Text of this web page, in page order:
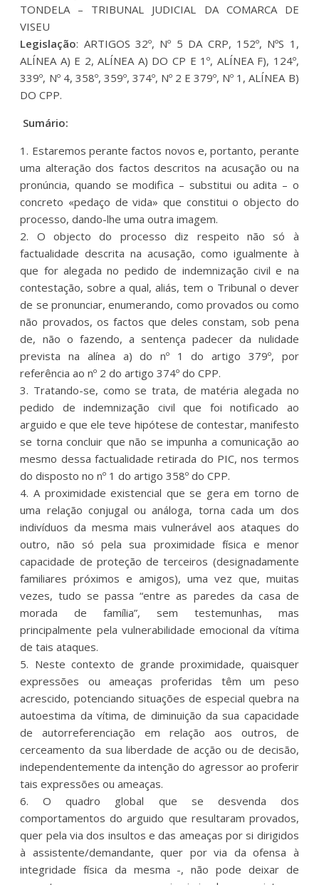
TONDELA – TRIBUNAL JUDICIAL DA COMARCA DE
VISEU
Legislação: ARTIGOS 32º, Nº 5 DA CRP, 152º, NºS 1,
ALÍNEA A) E 2, ALÍNEA A) DO CP E 1º, ALÍNEA F), 124º,
339º, Nº 4, 358º, 359º, 374º, Nº 2 E 379º, Nº 1, ALÍNEA B)
DO CPP.
Sumário:
1. Estaremos perante factos novos e, portanto, perante
uma alteração dos factos descritos na acusação ou na
pronúncia, quando se modifica – substitui ou adita – o
concreto «pedaço de vida» que constitui o objecto do
processo, dando-lhe uma outra imagem.
2. O objecto do processo diz respeito não só à
factualidade descrita na acusação, como igualmente à
que for alegada no pedido de indemnização civil e na
contestação, sobre a qual, aliás, tem o Tribunal o dever
de se pronunciar, enumerando, como provados ou como
não provados, os factos que deles constam, sob pena
de, não o fazendo, a sentença padecer da nulidade
prevista na alínea a) do nº 1 do artigo 379º, por
referência ao nº 2 do artigo 374º do CPP.
3. Tratando-se, como se trata, de matéria alegada no
pedido de indemnização civil que foi notificado ao
arguido e que ele teve hipótese de contestar, manifesto
se torna concluir que não se impunha a comunicação ao
mesmo dessa factualidade retirada do PIC, nos termos
do disposto no nº 1 do artigo 358º do CPP.
4. A proximidade existencial que se gera em torno de
uma relação conjugal ou análoga, torna cada um dos
indivíduos da mesma mais vulnerável aos ataques do
outro, não só pela sua proximidade física e menor
capacidade de proteção de terceiros (designadamente
familiares próximos e amigos), uma vez que, muitas
vezes, tudo se passa “entre as paredes da casa de
morada de família”, sem testemunhas, mas
principalmente pela vulnerabilidade emocional da vítima
de tais ataques.
5. Neste contexto de grande proximidade, quaisquer
expressões ou ameaças proferidas têm um peso
acrescido, potenciando situações de especial quebra na
autoestima da vítima, de diminuição da sua capacidade
de autorreferenciação em relação aos outros, de
cerceamento da sua liberdade de acção ou de decisão,
independentemente da intenção do agressor ao proferir
tais expressões ou ameaças.
6. O quadro global que se desvenda dos
comportamentos do arguido que resultaram provados,
quer pela via dos insultos e das ameaças por si dirigidos
à assistente/demandante, quer por via da ofensa à
integridade física da mesma -, não pode deixar de